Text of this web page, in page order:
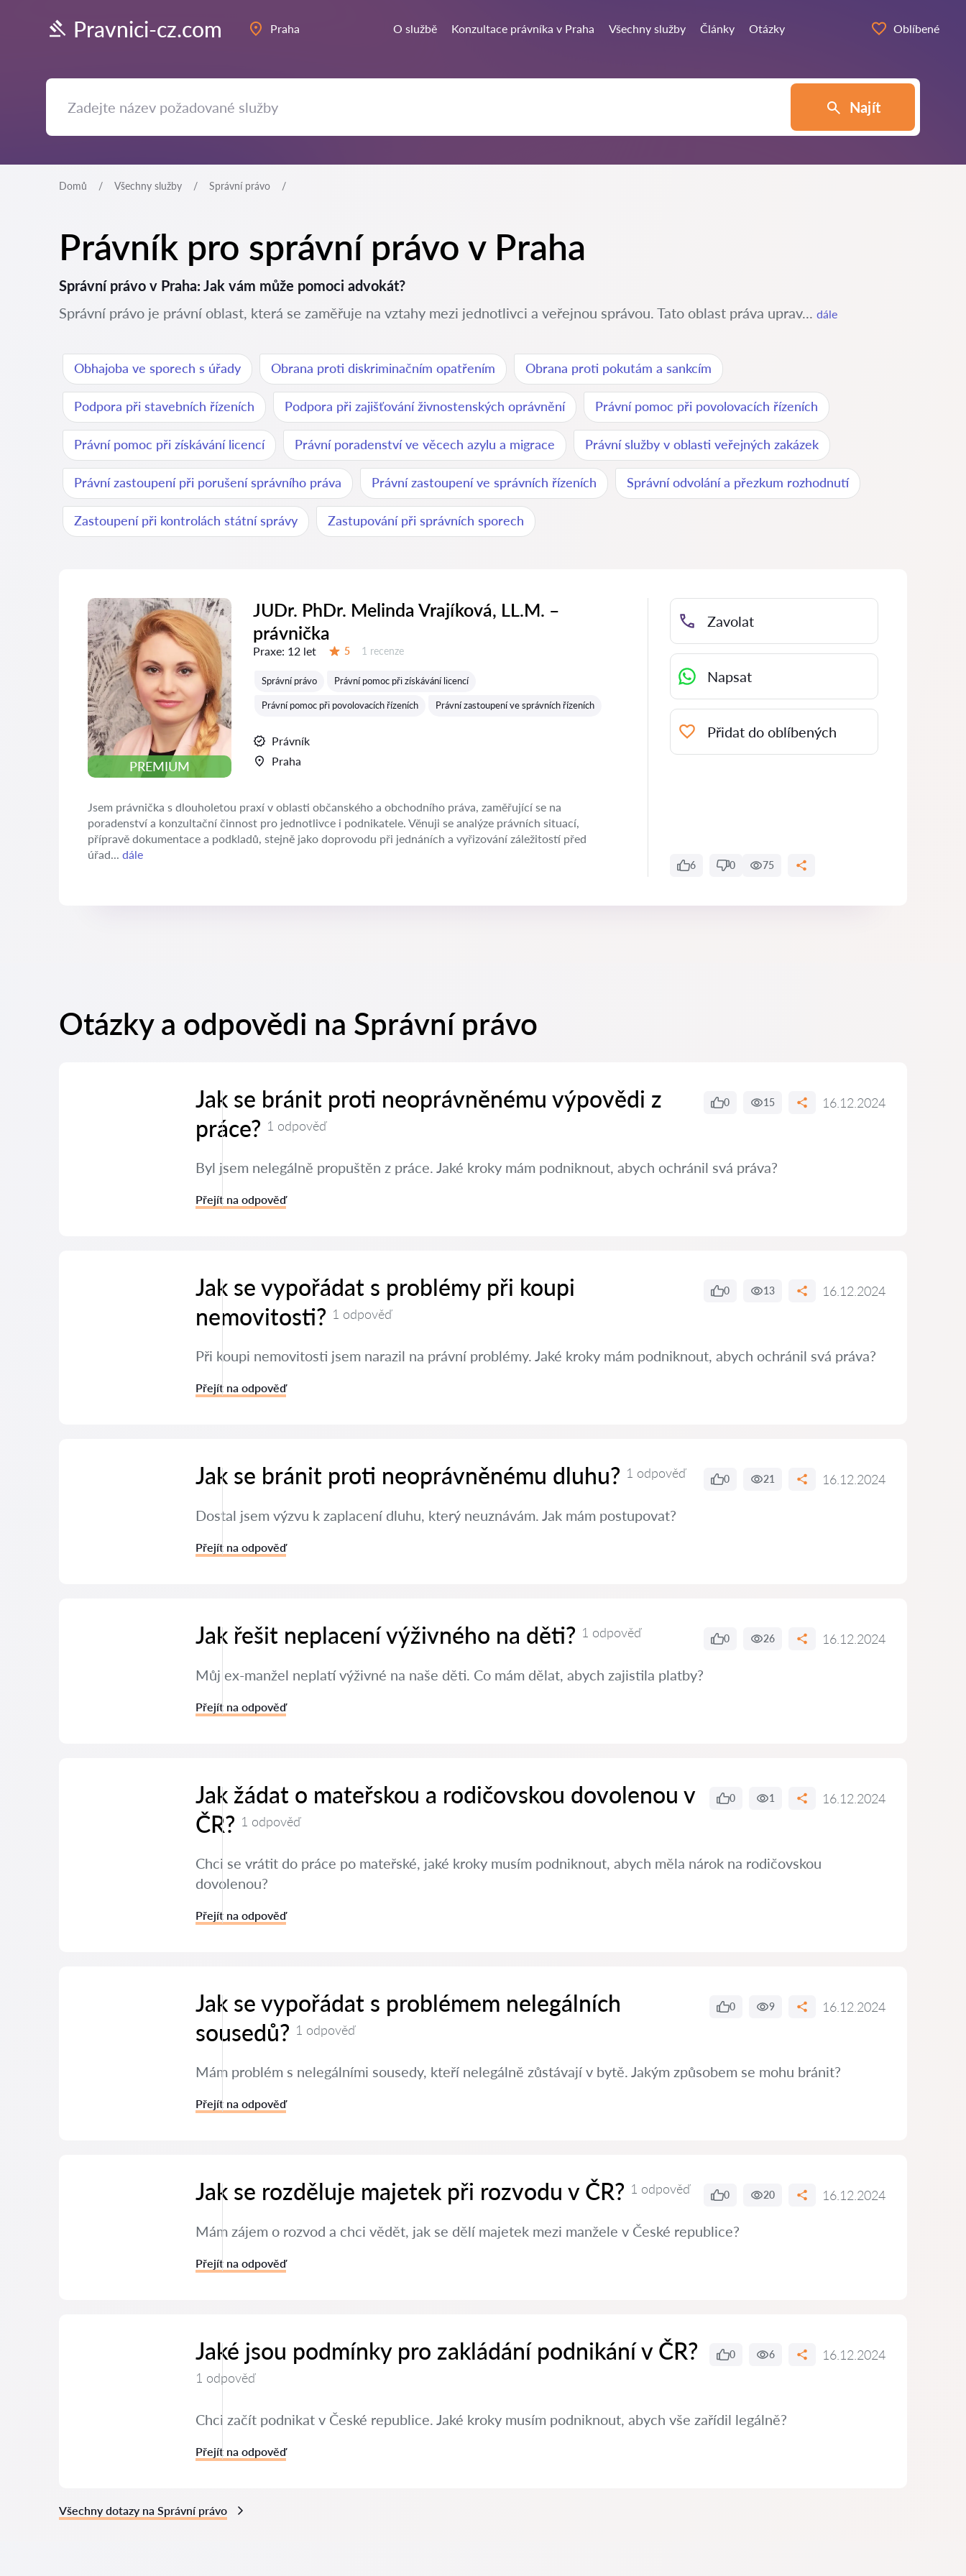
Pravnici-cz.com Praha O službě Konzultace právníka v Praha Všechny služby Články Otázky Oblíbené
Najít
Domů Všechny služby Správní právo
Právník pro správní právo v Praha
Správní právo v Praha: Jak vám může pomoci advokát?
Správní právo je právní oblast, která se zaměřuje na vztahy mezi jednotlivci a veřejnou správou. Tato oblast práva uprav... dále
Obhajoba ve sporech s úřady Obrana proti diskriminačním opatřením Obrana proti pokutám a sankcím
Podpora při stavebních řízeních Podpora při zajišťování živnostenských oprávnění Právní pomoc při povolovacích řízeních
Právní pomoc při získávání licencí Právní poradenství ve věcech azylu a migrace Právní služby v oblasti veřejných zakázek
Právní zastoupení při porušení správního práva Právní zastoupení ve správních řízeních Správní odvolání a přezkum rozhodnutí
Zastoupení při kontrolách státní správy Zastupování při správních sporech
PREMIUM
JUDr. PhDr. Melinda Vrajíková, LL.M. –
právnička
Praxe: 12 let 5 Recenzí:
1 recenze
Správní právo Právní pomoc při získávání licencí
Právní pomoc při povolovacích řízeních Právní zastoupení ve správních řízeních
Právník
Praha
Jsem právnička s dlouholetou praxí v oblasti občanského a obchodního práva, zaměřující se na
poradenství a konzultační činnost pro jednotlivce i podnikatele. Věnuji se analýze právních situací,
přípravě dokumentace a podkladů, stejně jako doprovodu při jednáních a vyřizování záležitostí před
úřad... dále
Zavolat
Napsat
Přidat do oblíbených
6 0 75
Otázky a odpovědi na Správní právo
Jak se bránit proti neoprávněnému výpovědi z
práce? 1 odpověď
0 15 16.12.2024
Byl jsem nelegálně propuštěn z práce. Jaké kroky mám podniknout, abych ochránil svá práva?
Přejít na odpověď
Jak se vypořádat s problémy při koupi
nemovitosti? 1 odpověď
0 13 16.12.2024
Při koupi nemovitosti jsem narazil na právní problémy. Jaké kroky mám podniknout, abych ochránil svá práva?
Přejít na odpověď
Jak se bránit proti neoprávněnému dluhu? 1 odpověď 0 21 16.12.2024
Dostal jsem výzvu k zaplacení dluhu, který neuznávám. Jak mám postupovat?
Přejít na odpověď
Jak řešit neplacení výživného na děti? 1 odpověď 0 26 16.12.2024
Můj ex-manžel neplatí výživné na naše děti. Co mám dělat, abych zajistila platby?
Přejít na odpověď
Jak žádat o mateřskou a rodičovskou dovolenou v
ČR? 1 odpověď
0 1 16.12.2024
Chci se vrátit do práce po mateřské, jaké kroky musím podniknout, abych měla nárok na rodičovskou
dovolenou?
Přejít na odpověď
Jak se vypořádat s problémem nelegálních
sousedů? 1 odpověď
0 9 16.12.2024
Mám problém s nelegálními sousedy, kteří nelegálně zůstávají v bytě. Jakým způsobem se mohu bránit?
Přejít na odpověď
Jak se rozděluje majetek při rozvodu v ČR? 1 odpověď 0 20 16.12.2024
Mám zájem o rozvod a chci vědět, jak se dělí majetek mezi manžele v České republice?
Přejít na odpověď
Jaké jsou podmínky pro zakládání podnikání v ČR?
1 odpověď
0 6 16.12.2024
Chci začít podnikat v České republice. Jaké kroky musím podniknout, abych vše zařídil legálně?
Přejít na odpověď
Všechny dotazy na Správní právo